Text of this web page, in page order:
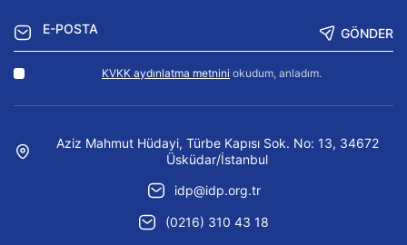
GÖNDER
KVKK aydınlatma metnini okudum, anladım.
Aziz Mahmut Hüdayi, Türbe Kapısı Sok. No: 13, 34672
Üsküdar/İstanbul
idp@idp.org.tr
(0216) 310 43 18